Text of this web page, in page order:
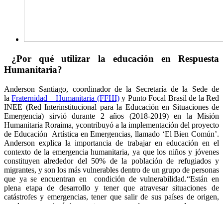
¿Por qué utilizar la educación en Respuesta
Humanitaria?
Anderson Santiago, coordinador de la Secretaría de la Sede de
laFraternidad – Humanitaria (FFHI)y Punto Focal Brasil de la Red
INEE (Red Interinstitucional para la Educación en Situaciones de
Emergencia) sirvió durante 2 años (2018-2019) en la Misión
Humanitaria Roraima, y​​contribuyó a la implementación del proyecto
de Educación Artística en Emergencias, llamado ‘El Bien Común’.
Anderson explica la importancia de trabajar en educación en el
contexto de la emergencia humanitaria, ya que los niños y jóvenes
constituyen alrededor del 50% de la población de refugiados y
migrantes, y son los más vulnerables dentro de un grupo de personas
que ya se encuentran en condición de vulnerabilidad.“Están en
plena etapa de desarrollo y tener que atravesar situaciones de
catástrofes y emergencias, tener que salir de sus países de origen,